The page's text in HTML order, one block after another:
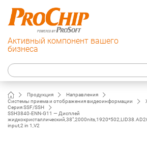
Активный компонент вашего
бизнеса
Продукция
Направления
Системы приема и отображения видеоинформации
Серия SSF/SSH
SSH3840-ENN-G11 — Дисплей
input,2 in 1,V2